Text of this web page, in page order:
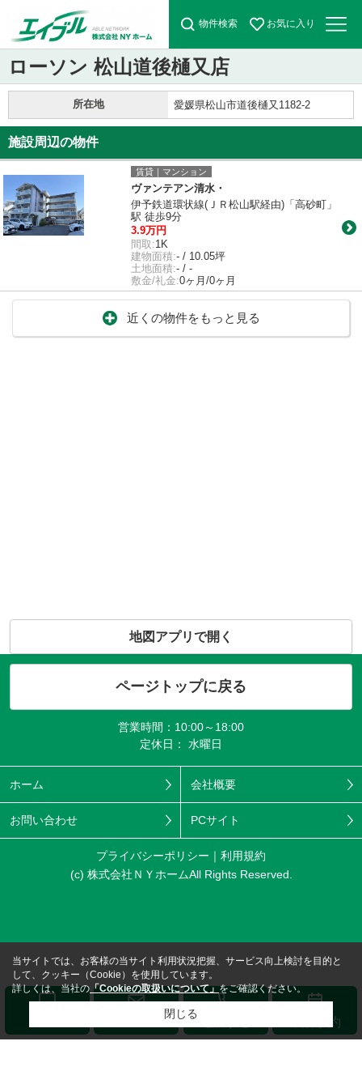
物件検索 お気に入り
ローソン 松山道後樋又店
所在地 愛媛県松山市道後樋又1182-2
施設周辺の物件
賃貸｜マンション
ヴァンテアン清水・
伊予鉄道環状線(ＪＲ松山駅経由)「高砂町」
駅 徒歩9分
3.9万円
間取:1K
建物面積:- / 10.05坪
土地面積:- / -
敷金/礼金:0ヶ月/0ヶ月
近くの物件をもっと見る
地図アプリで開く
ページトップに戻る
営業時間：10:00～18:00
定休日： 水曜日
ホーム 会社概要
お問い合わせ PCサイト
プライバシーポリシー
利用規約
(c) 株式会社ＮＹホームAll Rights Reserved.
来店予約
当サイトでは、お客様の当サイト利用状況把握、サービス向上検討を目的と
して、クッキー（Cookie）を使用しています。
詳しくは、当社の 「Cookieの取扱いについて」をご確認ください。
閉じる